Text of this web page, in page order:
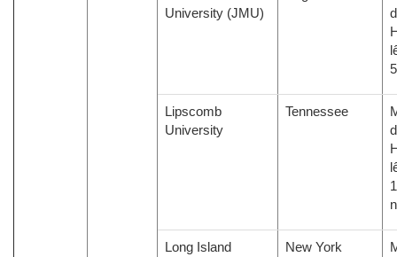
University (JMU)
Lipscomb
University
Tennessee
Long Island
New York